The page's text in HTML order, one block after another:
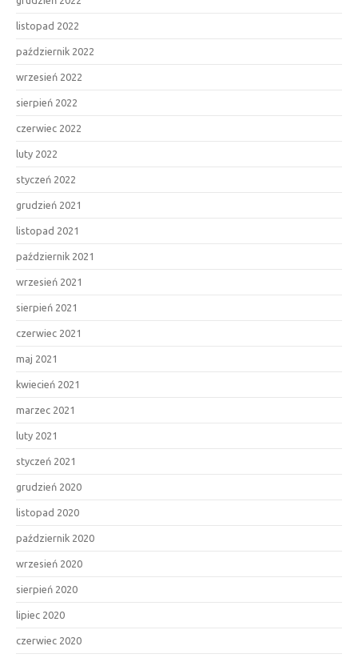
listopad 2022
październik 2022
wrzesień 2022
sierpień 2022
czerwiec 2022
luty 2022
styczeń 2022
grudzień 2021
listopad 2021
październik 2021
wrzesień 2021
sierpień 2021
czerwiec 2021
maj 2021
kwiecień 2021
marzec 2021
luty 2021
styczeń 2021
grudzień 2020
listopad 2020
październik 2020
wrzesień 2020
sierpień 2020
lipiec 2020
czerwiec 2020